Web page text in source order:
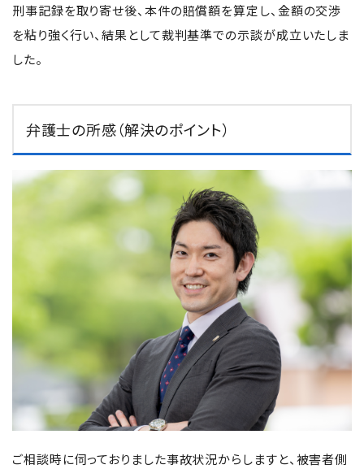
刑事記録を取り寄せ後、本件の賠償額を算定し、金額の交渉
を粘り強く行い、結果として裁判基準での示談が成立いたしま
した。
弁護士の所感（解決のポイント）
ご相談時に伺っておりました事故状況からしますと、被害者側